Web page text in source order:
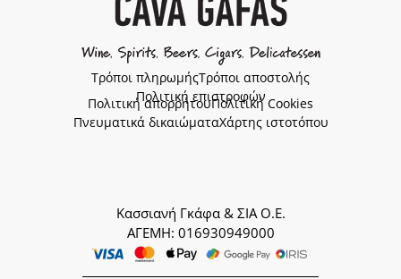
Τρόποι πληρωμήςΤρόποι αποστολής
Πολιτική επιστροφών
Πολιτική απορρήτουΠολιτική Cookies
Πνευματικά δικαιώματαΧάρτης ιστοτόπου
Κασσιανή Γκάφα & ΣΙΑ Ο.Ε.
ΑΓΕΜΗ: 016930949000